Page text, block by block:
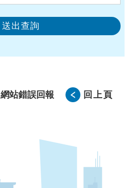
網站錯誤回報 回上頁